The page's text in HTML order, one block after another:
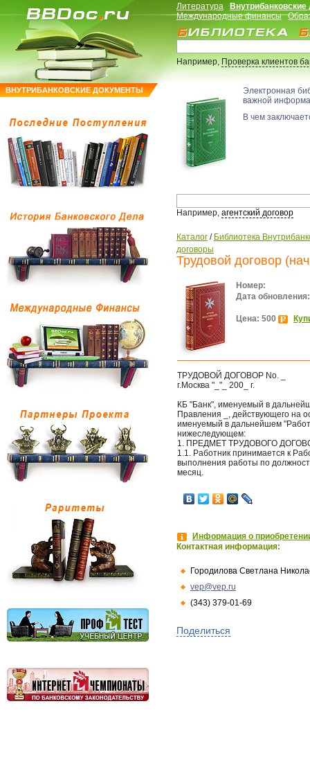
ВНУТРИБАНКОВСКИЕ ДОКУМЕНТЫ
Литература
Международные финансы
Например,Проверка клиентов
Электронная
важной
В чем
Например, агентский договор
Каталог / Библиотека
договоры
Трудовой договор
Номер:
Дата обновления:
Цена: 500
ТРУДОВОЙ ДОГОВОР No. _
г.Москва "_"_ 200_ г.
КБ "Банк", именуемый в
Правления _, действующего на
именуемый в дальнейшем
нижеследующем:
1. ПРЕДМЕТ ТРУДОВОГО
1.1. Работник принимается к
выполнения работы по
месяц.
Информация о
Контактная информация:
Городилова Светлана
vep@vep.ru
(343) 379-01-69
Поделиться